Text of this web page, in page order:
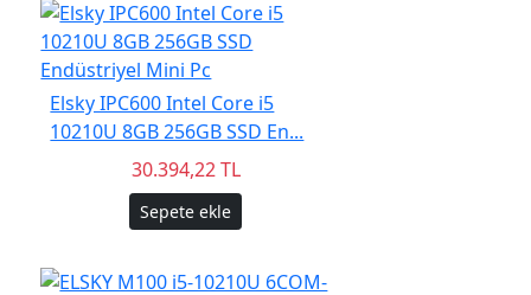
Elsky IPC600 Intel Core i5
10210U 8GB 256GB SSD En...
30.394,22 TL
Sepete ekle